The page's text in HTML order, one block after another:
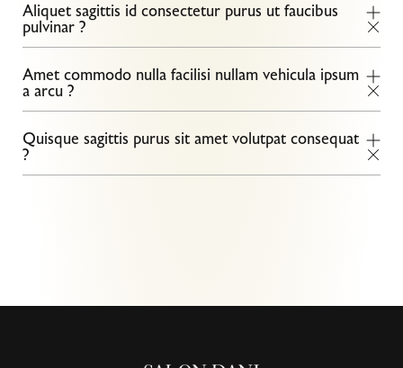
Aliquet sagittis id consectetur purus ut faucibus
pulvinar ?
Amet commodo nulla facilisi nullam vehicula ipsum
a arcu ?
Quisque sagittis purus sit amet volutpat consequat
?